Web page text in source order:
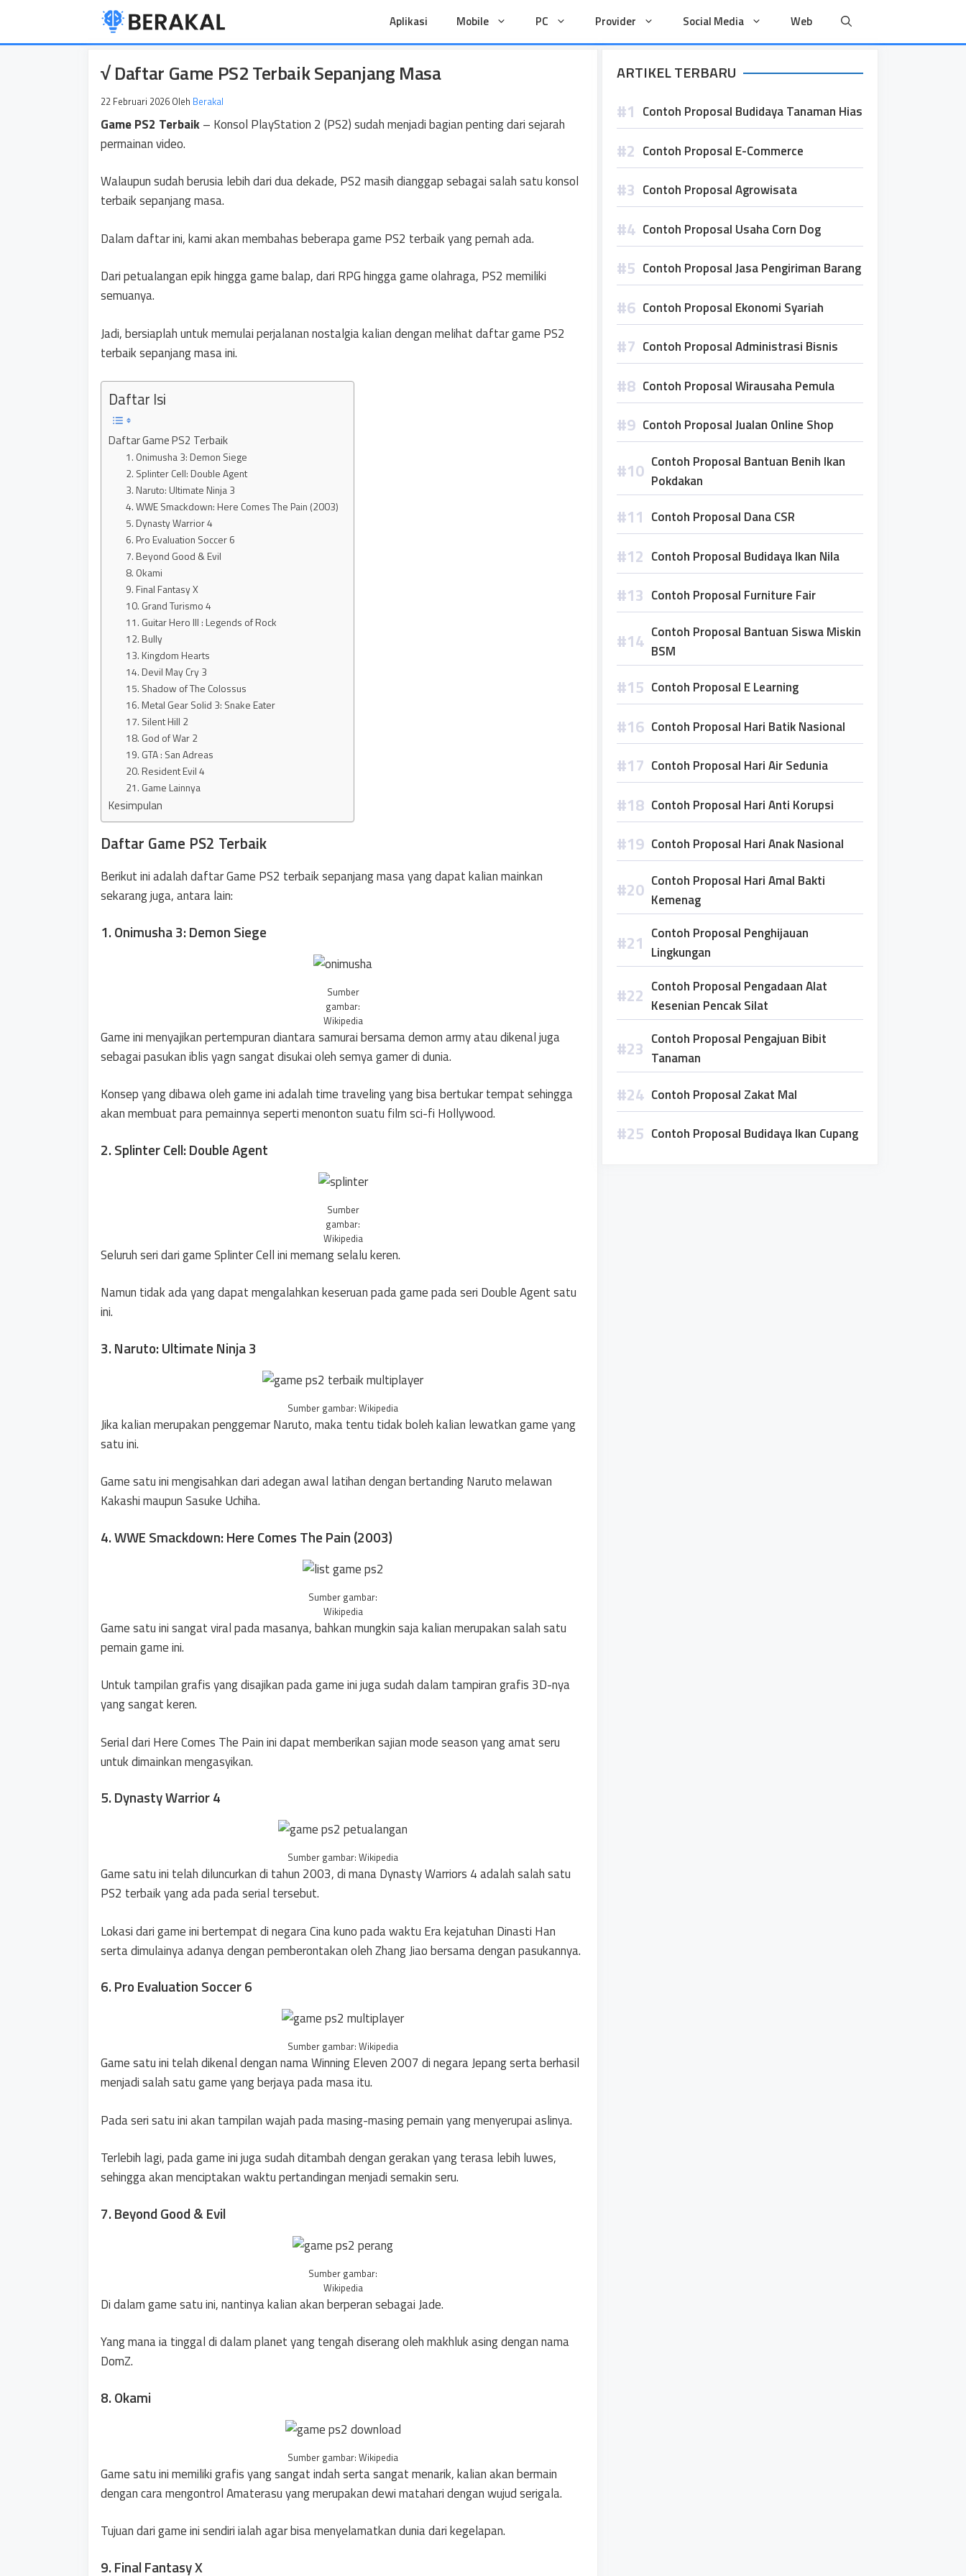
isi
Aplikasi Mobile PC Provider Social Media Web
√ Daftar Game PS2 Terbaik Sepanjang Masa
22 Februari 2026 Oleh Berakal
Game PS2 Terbaik– Konsol PlayStation 2 (PS2) sudah menjadi bagian penting dari sejarah
permainan video.
Walaupun sudah berusia lebih dari dua dekade, PS2 masih dianggap sebagai salah satu konsol
terbaik sepanjang masa.
Dalam daftar ini, kami akan membahas beberapa game PS2 terbaik yang pernah ada.
Dari petualangan epik hingga game balap, dari RPG hingga game olahraga, PS2 memiliki
semuanya.
Jadi, bersiaplah untuk memulai perjalanan nostalgia kalian dengan melihat daftar game PS2
terbaik sepanjang masa ini.
Daftar Isi
Daftar Game PS2 Terbaik
1. Onimusha 3: Demon Siege
2. Splinter Cell: Double Agent
3. Naruto: Ultimate Ninja 3
4. WWE Smackdown: Here Comes The Pain (2003)
5. Dynasty Warrior 4
6. Pro Evaluation Soccer 6
7. Beyond Good & Evil
8. Okami
9. Final Fantasy X
10. Grand Turismo 4
11. Guitar Hero III : Legends of Rock
12. Bully
13. Kingdom Hearts
14. Devil May Cry 3
15. Shadow of The Colossus
16. Metal Gear Solid 3: Snake Eater
17. Silent Hill 2
18. God of War 2
19. GTA : San Adreas
20. Resident Evil 4
21. Game Lainnya
Kesimpulan
Daftar Game PS2 Terbaik
Berikut ini adalah daftar Game PS2 terbaik sepanjang masa yang dapat kalian mainkan
sekarang juga, antara lain:
1. Onimusha 3: Demon Siege
Sumber
gambar:
Wikipedia
Game ini menyajikan pertempuran diantara samurai bersama demon army atau dikenal juga
sebagai pasukan iblis yagn sangat disukai oleh semya gamer di dunia.
Konsep yang dibawa oleh game ini adalah time traveling yang bisa bertukar tempat sehingga
akan membuat para pemainnya seperti menonton suatu film sci-fi Hollywood.
2. Splinter Cell: Double Agent
Sumber
gambar:
Wikipedia
Seluruh seri dari game Splinter Cell ini memang selalu keren.
Namun tidak ada yang dapat mengalahkan keseruan pada game pada seri Double Agent satu
ini.
3. Naruto: Ultimate Ninja 3
Sumber gambar: Wikipedia
Jika kalian merupakan penggemar Naruto, maka tentu tidak boleh kalian lewatkan game yang
satu ini.
Game satu ini mengisahkan dari adegan awal latihan dengan bertanding Naruto melawan
Kakashi maupun Sasuke Uchiha.
4. WWE Smackdown: Here Comes The Pain (2003)
Sumber gambar:
Wikipedia
Game satu ini sangat viral pada masanya, bahkan mungkin saja kalian merupakan salah satu
pemain game ini.
Untuk tampilan grafis yang disajikan pada game ini juga sudah dalam tampiran grafis 3D-nya
yang sangat keren.
Serial dari Here Comes The Pain ini dapat memberikan sajian mode season yang amat seru
untuk dimainkan mengasyikan.
5. Dynasty Warrior 4
Sumber gambar: Wikipedia
Game satu ini telah diluncurkan di tahun 2003, di mana Dynasty Warriors 4 adalah salah satu
PS2 terbaik yang ada pada serial tersebut.
Lokasi dari game ini bertempat di negara Cina kuno pada waktu Era kejatuhan Dinasti Han
serta dimulainya adanya dengan pemberontakan oleh Zhang Jiao bersama dengan pasukannya.
6. Pro Evaluation Soccer 6
Sumber gambar: Wikipedia
Game satu ini telah dikenal dengan nama Winning Eleven 2007 di negara Jepang serta berhasil
menjadi salah satu game yang berjaya pada masa itu.
Pada seri satu ini akan tampilan wajah pada masing-masing pemain yang menyerupai aslinya.
Terlebih lagi, pada game ini juga sudah ditambah dengan gerakan yang terasa lebih luwes,
sehingga akan menciptakan waktu pertandingan menjadi semakin seru.
7. Beyond Good & Evil
Sumber gambar:
Wikipedia
Di dalam game satu ini, nantinya kalian akan berperan sebagai Jade.
Yang mana ia tinggal di dalam planet yang tengah diserang oleh makhluk asing dengan nama
DomZ.
8. Okami
Sumber gambar: Wikipedia
Game satu ini memiliki grafis yang sangat indah serta sangat menarik, kalian akan bermain
dengan cara mengontrol Amaterasu yang merupakan dewi matahari dengan wujud serigala.
Tujuan dari game ini sendiri ialah agar bisa menyelamatkan dunia dari kegelapan.
9. Final Fantasy X
ARTIKEL TERBARU
Contoh Proposal Budidaya Tanaman Hias
Contoh Proposal E-Commerce
Contoh Proposal Agrowisata
Contoh Proposal Usaha Corn Dog
Contoh Proposal Jasa Pengiriman Barang
Contoh Proposal Ekonomi Syariah
Contoh Proposal Administrasi Bisnis
Contoh Proposal Wirausaha Pemula
Contoh Proposal Jualan Online Shop
Contoh Proposal Bantuan Benih Ikan
Pokdakan
Contoh Proposal Dana CSR
Contoh Proposal Budidaya Ikan Nila
Contoh Proposal Furniture Fair
Contoh Proposal Bantuan Siswa Miskin
BSM
Contoh Proposal E Learning
Contoh Proposal Hari Batik Nasional
Contoh Proposal Hari Air Sedunia
Contoh Proposal Hari Anti Korupsi
Contoh Proposal Hari Anak Nasional
Contoh Proposal Hari Amal Bakti
Kemenag
Contoh Proposal Penghijauan
Lingkungan
Contoh Proposal Pengadaan Alat
Kesenian Pencak Silat
Contoh Proposal Pengajuan Bibit
Tanaman
Contoh Proposal Zakat Mal
Contoh Proposal Budidaya Ikan Cupang